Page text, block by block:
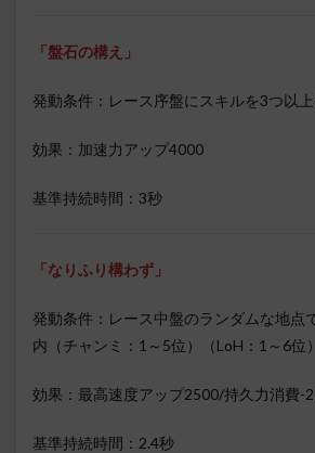
「盤石の構え」
発動条件：レース序盤にスキルを3つ以
効果：加速力アップ4000
基準持続時間：3秒
「なりふり構わず」
発動条件：レース中盤のランダムな地点
内（チャンミ：1～5位）（LoH：1～6位
効果：最高速度アップ2500/持久力消費-2
基準持続時間：2.4秒